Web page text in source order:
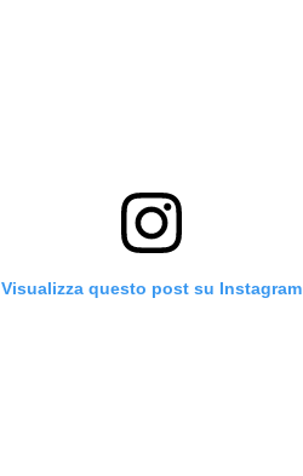
Visualizza questo post su Instagram